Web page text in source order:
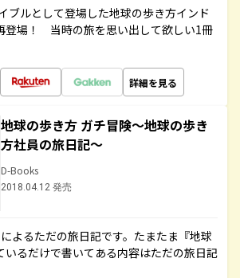
ブルとして登場した地球の歩き方インド
登場！ 当時の旅を思い出して欲しい1冊
詳細を見る
地球の歩き方 ガチ冒険～地球の歩き
方社員の旅日記～
D-Books
2018.04.12 発売
よるただの旅日記です。たまたま『地球
いるだけで書いてある内容はただの旅日記